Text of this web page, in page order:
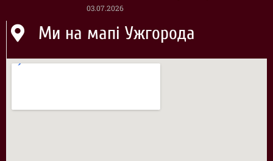
03.07.2026
Ми на мапі Ужгорода